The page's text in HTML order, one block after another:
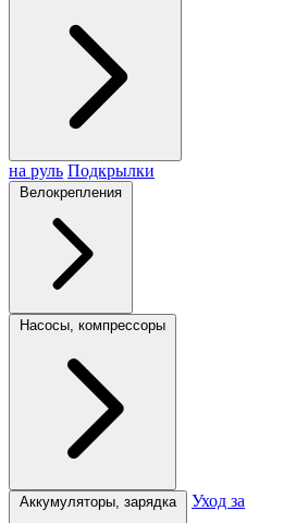
на руль Подкрылки
Велокрепления
Насосы, компрессоры
Аккумуляторы, зарядка Уход за